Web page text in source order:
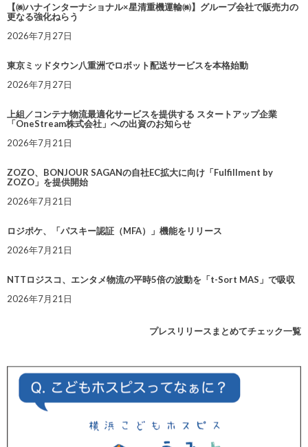
【㈱ハナインターナショナル×星清重機運輸㈱】グループ会社で販売力の
更なる強化ねらう
2026年7月27日
東京ミッドタウン八重洲でロボット配送サービスを本格始動
2026年7月27日
上組／コンテナ物流最適化サービスを提供する スタートアップ企業
「OneStream株式会社」への出資のお知らせ
2026年7月21日
ZOZO、BONJOUR SAGANの自社EC拡大に向け「Fulfillment by
ZOZO」を提供開始
2026年7月21日
ロジポケ、「パスキー認証（MFA）」機能をリリース
2026年7月21日
NTTロジスコ、エンタメ物流の平時5倍の波動を「t-Sort MAS」で吸収
2026年7月21日
プレスリリースまとめてチェック一覧